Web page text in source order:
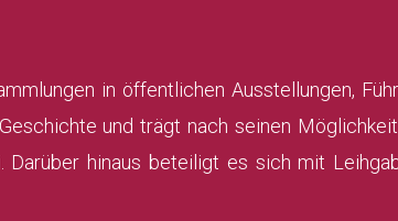
in öffentlichen Ausstellungen,
und trägt nach seinen
hinaus beteiligt es sich mit